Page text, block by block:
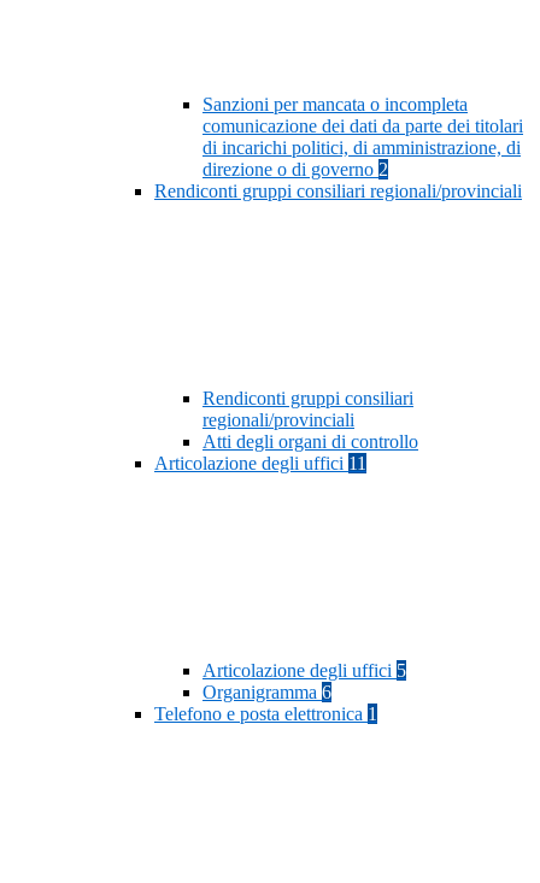
Sanzioni per mancata o incompleta
comunicazione dei dati da parte dei titolari
di incarichi politici, di amministrazione, di
direzione o di governo 2
Rendiconti gruppi consiliari regionali/provinciali
Rendiconti gruppi consiliari
regionali/provinciali
Atti degli organi di controllo
Articolazione degli uffici 11
Articolazione degli uffici 5
Organigramma 6
Telefono e posta elettronica 1